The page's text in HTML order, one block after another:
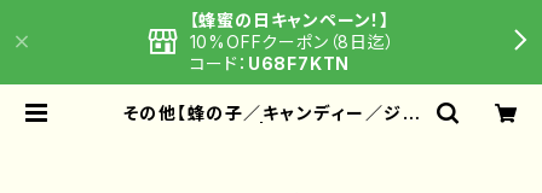
【蜂蜜の日キャンペーン！】
10%OFFクーポン（8日迄）
コード： U68F7KTN
その他【蜂の子／キャンディー／ジェ